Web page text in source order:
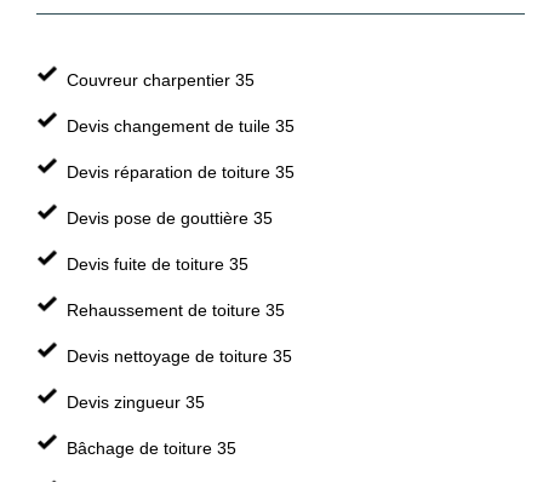
Couvreur charpentier 35
Devis changement de tuile 35
Devis réparation de toiture 35
Devis pose de gouttière 35
Devis fuite de toiture 35
Rehaussement de toiture 35
Devis nettoyage de toiture 35
Devis zingueur 35
Bâchage de toiture 35